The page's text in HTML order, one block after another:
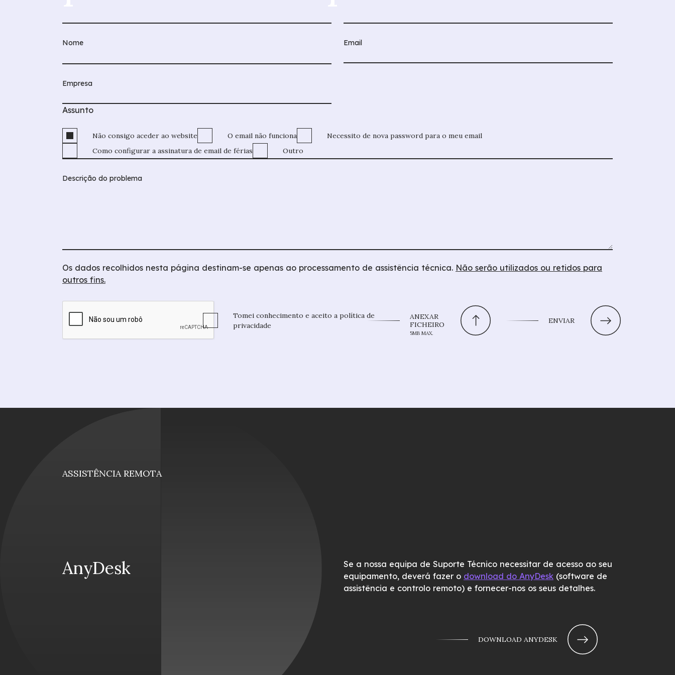
Assunto
Não consigo aceder ao website O email não funciona
Necessito de nova password para o meu email
Como configurar a assinatura de email de férias
Outro
Os dados recolhidos nesta página destinam-se apenas ao processamento de assistência técnica. Não serão utilizados ou retidos para
outros fins.
Tomei conhecimento e aceito a política de
privacidade
ANEXAR
FICHEIRO
ENVIAR
ASSISTÊNCIA REMOTA
AnyDesk
Se a nossa equipa de Suporte Técnico necessitar de acesso ao seu
equipamento, deverá fazer o download do AnyDesk (software de
assistência e controlo remoto) e fornecer-nos os seus detalhes.
DOWNLOAD ANYDESK